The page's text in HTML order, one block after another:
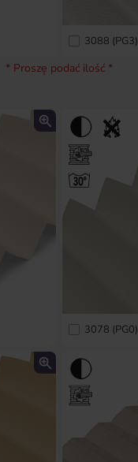
3088 (PG3)
* Proszę podać ilość *
3078 (PG0)